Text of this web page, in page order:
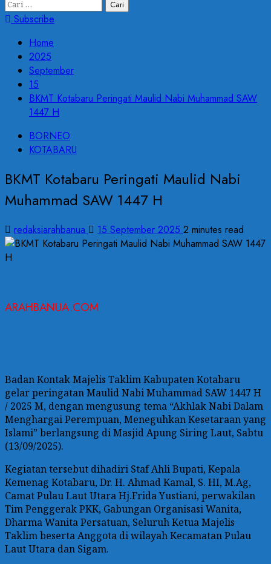
Cari
untuk:
Subscribe
Home
2025
September
15
BKMT Kotabaru Peringati Maulid Nabi Muhammad SAW
1447 H
BORNEO
KOTABARU
BKMT Kotabaru Peringati Maulid Nabi
Muhammad SAW 1447 H
redaksiarahbanua 15 September 2025 2 minutes read
ARAHBANUA.COM
Badan Kontak Majelis Taklim Kabupaten Kotabaru
gelar peringatan Maulid Nabi Muhammad SAW 1447 H
/ 2025 M, dengan mengusung tema “Akhlak Nabi Dalam
Menghargai Perempuan, Meneguhkan Kesetaraan yang
Islami” berlangsung di Masjid Apung Siring Laut, Sabtu
(13/09/2025).
Kegiatan tersebut dihadiri Staf Ahli Bupati, Kepala
Kemenag Kotabaru, Dr. H. Ahmad Kamal, S. HI, M.Ag,
Camat Pulau Laut Utara Hj.Frida Yustiani, perwakilan
Tim Penggerak PKK, Gabungan Organisasi Wanita,
Dharma Wanita Persatuan, Seluruh Ketua Majelis
Taklim beserta Anggota di wilayah Kecamatan Pulau
Laut Utara dan Sigam.